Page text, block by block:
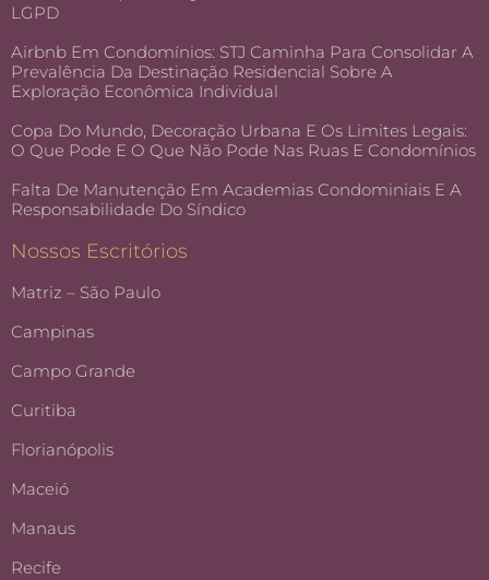
LGPD
Airbnb Em Condomínios: STJ Caminha Para Consolidar A
Prevalência Da Destinação Residencial Sobre A
Exploração Econômica Individual
Copa Do Mundo, Decoração Urbana E Os Limites Legais:
O Que Pode E O Que Não Pode Nas Ruas E Condomínios
Falta De Manutenção Em Academias Condominiais E A
Responsabilidade Do Síndico
Nossos Escritórios
Matriz – São Paulo
Campinas
Campo Grande
Curitiba
Florianópolis
Maceió
Manaus
Recife